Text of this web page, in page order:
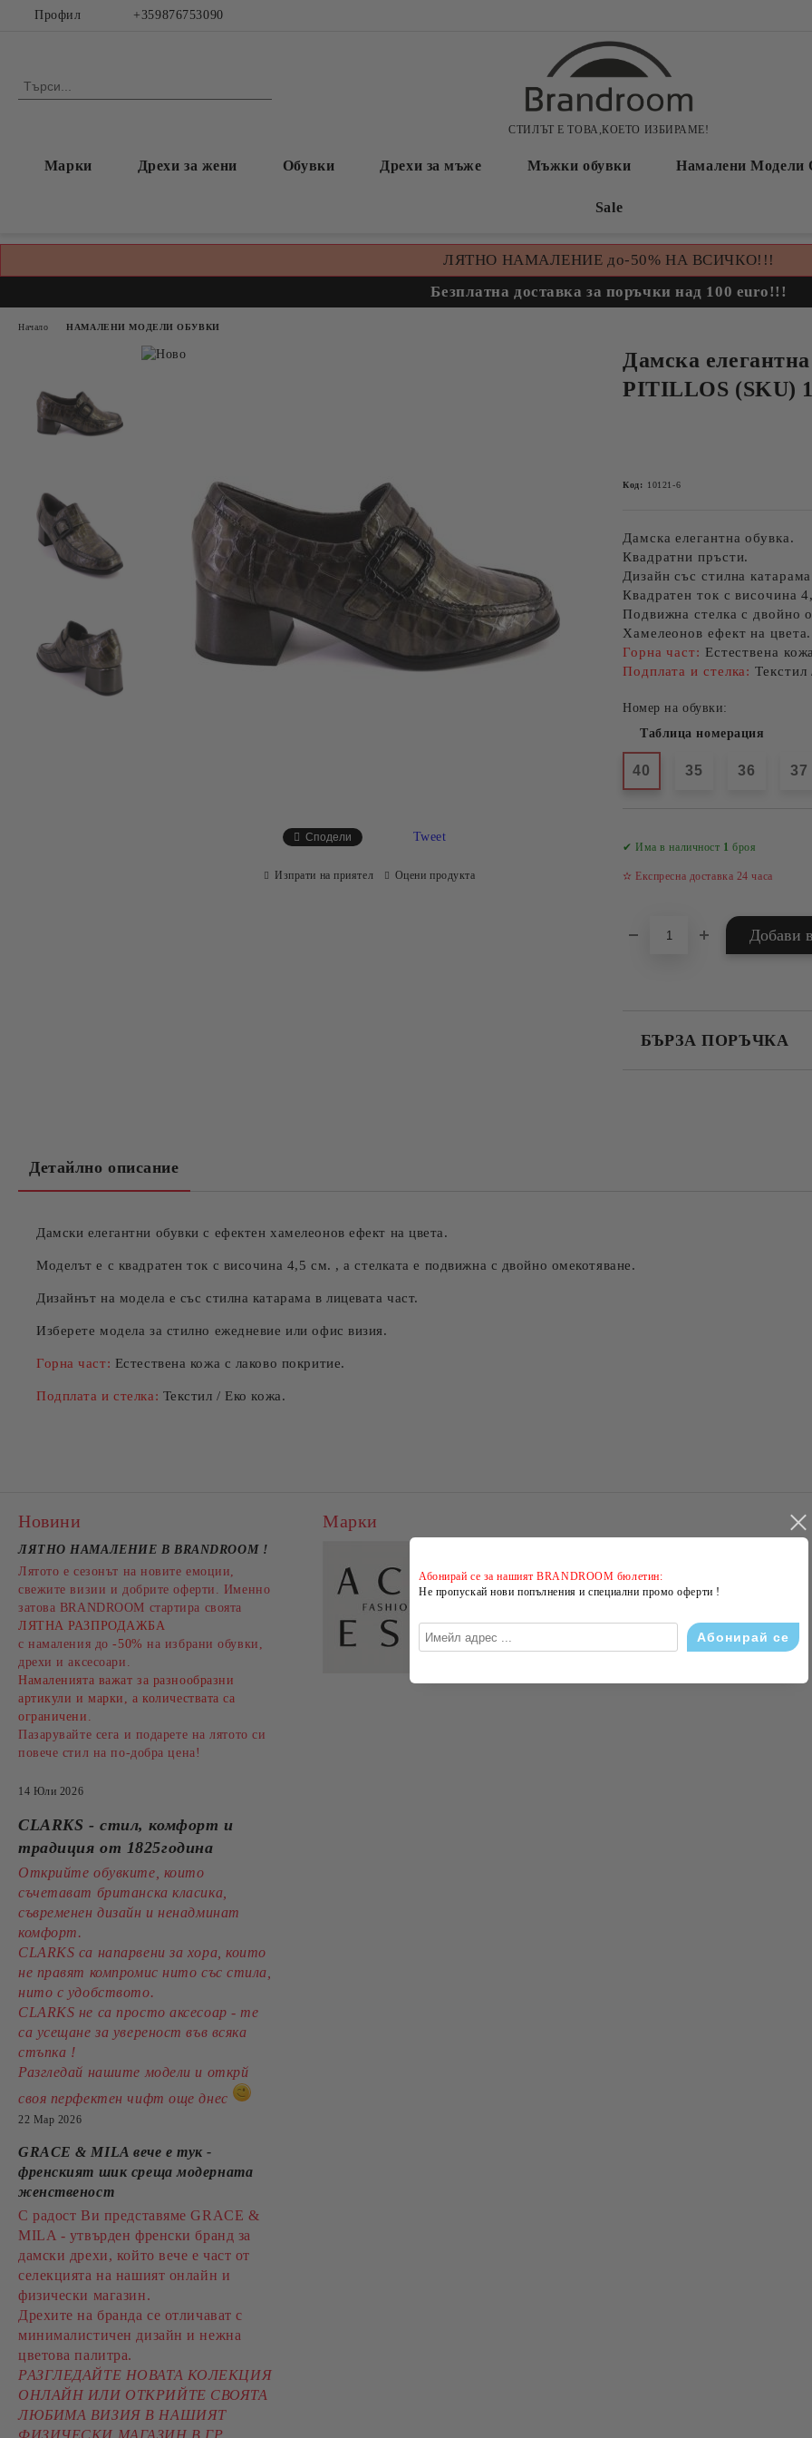
Профил +359876753090
СТИЛЪТ Е ТОВА,КОЕТО ИЗБИРАМЕ!
Марки Дрехи за жени Обувки Дрехи за мъже Мъжки обувки Намалени Модели
Sale
ЛЯТНО НАМАЛЕНИЕ до-50% НА ВСИЧКО!!!
Безплатна доставка за поръчки над 100 euro!!!
Начало НАМАЛЕНИ МОДЕЛИ ОБУВКИ
Дамска
PITILLOS (SKU)
Код: 10121-6
Дамска елегантна обувка.
Квадратни пръсти.
Дизайн със стилна
Квадратен ток с височина
Подвижна стелка с двойно
Хамелеонов ефект на цвета.
Горна част: Естествена
Подплата и стелка:
Номер на обувки:
Таблица номерация
40 35 36 37
✔ Има в наличност 1 броя
✫ Експресна доставка 24 часа
БЪРЗА ПОРЪЧКА
Сподели Tweet
Изпрати на приятел Оцени продукта
Детайлно описание
Дамски елегантни обувки с ефектен хамелеонов ефект на цвета.
Моделът е с квадратен ток с височина 4,5 см. , а стелката е подвижна с двойно омекотяване.
Дизайнът на модела е със стилна катарама в лицевата част.
Изберете модела за стилно ежедневие или офис визия.
Горна част: Естествена кожа с лаково покритие.
Подплата и стелка: Текстил / Еко кожа.
Новини
ЛЯТНО НАМАЛЕНИЕ В BRANDROOM !
Лятото е сезонът на новите емоции,
свежите визии и добрите оферти. Именно
затова BRANDROOM стартира своята
ЛЯТНА РАЗПРОДАЖБА
с намаления до -50% на избрани обувки,
дрехи и аксесоари.
Намаленията важат за разнообразни
артикули и марки, а количествата са
ограничени.
Пазарувайте сега и подарете на лятото си
повече стил на по-добра цена!
14 Юли 2026
CLARKS - стил, комфорт и
традиция от 1825година
Открийте обувките, които
съчетават британска класика,
съвременен дизайн и ненадминат
комфорт.
CLARKS са напарвени за хора, които
не правят компромис нито със стила,
нито с удобството.
CLARKS не са просто аксесоар - те
са усещане за увереност във всяка
стъпка !
Разгледай нашите модели и открй
своя перфектен чифт още днес
22 Мар 2026
GRACE & MILA вече е тук -
френският шик среща модерната
женственост
С радост Ви представяме GRACE &
MILA - утвърден френски бранд за
дамски дрехи, който вече е част от
селекцията на нашият онлайн и
физически магазин.
Дрехите на бранда се отличават с
минималистичен дизайн и нежна
цветова палитра.
РАЗГЛЕДАЙТЕ НОВАТА КОЛЕКЦИЯ
ОНЛАЙН ИЛИ ОТКРИЙТЕ СВОЯТА
ЛЮБИМА ВИЗИЯ В НАШИЯТ
ФИЗИЧЕСКИ МАГАЗИН В ГР.
Марки
Абонирай се за нашият BRANDROOM бюлетин:
Не пропускай нови попълнения и специални промо оферти !